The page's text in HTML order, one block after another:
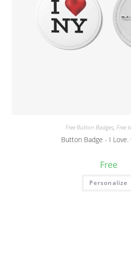
Free Button Badges, Free
Button Badge - I Love.
Free
Personalize